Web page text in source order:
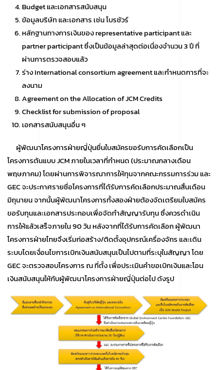
Budget และเอกสารสนับสนุน
ข้อมูลบริษัท และเอกสาร เช่น โบรชัวร์
หลักฐานทางการเงินของ representative participant และ
partner participant ซึ่งเป็นข้อมูลล่าสุดต่อเนื่องจำนวน 3 ปี ที่
ผ่านการตรวจสอบแล้ว
ร่าง International consortium agreement และกำหนดการที่จะ
ลงนาม
Agreement on the Allocation of JCM Credits
Checklist for submission of proposal
เอกสารสนับสนุนอื่น ๆ
ผู้พัฒนาโครงการฝ่ายญี่ปุ่นยื่นใบสมัครขอรับการคัดเลือกเป็น
โครงการต้นแบบ JCM ภายในเวลาที่กำหนด (ประมาณกลางเดือน
พฤษภาคม) โดยผ่านการพิจารณาการให้ทุนจากคณะกรรมการร่วม และ
GEC จะประกาศรายชื่อโครงการที่ได้รับการคัดเลือกประมาณสิ้นเดือน
มิถุนายน จากนั้นผู้พัฒนาโครงการทั้งสองฝ่ายต้องจัดเตรียมใบสมัคร
ขอรับทุนและเอกสารประกอบเพื่อจัดทำสัญญารับทุน ซึ่งควรดำเนิน
การให้แล้วเสร็จภายใน 90 วัน หลังจากที่ได้รับการคัดเลือก ผู้พัฒนา
โครงการฝ่ายไทยจึงเริ่มก่อสร้าง/ติดตั้งอุปกรณ์เครื่องจักร และเดิน
ระบบโดยเงื่อนไขการเบิกเงินสนับสนุนเป็นไปตามที่ระบุในสัญญา โดย
GEC จะตรวจสอบโครงการ ณ ที่ตั้ง เพื่อประเมินคำขอเบิกเงินและโอน
เงินสนับสนุนให้กับผู้พัฒนาโครงการฝ่ายญี่ปุ่นต่อไป ดังรูป